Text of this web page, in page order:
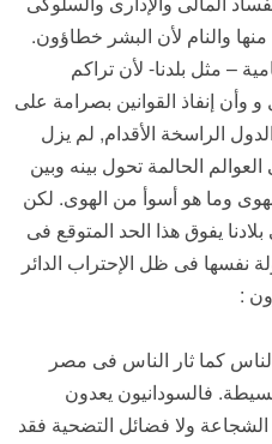
والنام لأن البشر خطاؤون.
– مثل بلدنا- لأن تراكم
و وأن إنفاذ القوانين بصرامة على
الراسخة الأقدام, لم يزل
الحالمة تحول بينه وبين
وما هو أسوأ من الهوى. لكن
يفوق هذا الحد المتوقع فى
نفسها فى ظل الإحتراب الدائر
:
كما ثار الناس فى مصر
فالسودانيون يعدون
ولا فضائل التضحية فقد